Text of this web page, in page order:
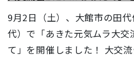
9月2日（土）、大館市の田
代）で「あきた元気ムラ大
て」を開催しました！ 大交